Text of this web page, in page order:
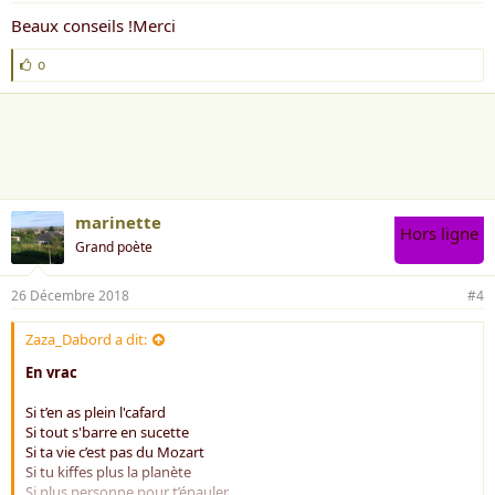
Beaux conseils !Merci
J
'
a
o
marinette
Grand poète
Hors ligne
26 Décembre 2018 #4
Zaza_Dabord a dit:
En vrac
Si t’en as plein l'cafard
Si tout s'barre en sucette
Si ta vie c’est pas du Mozart
Si tu kiffes plus la planète